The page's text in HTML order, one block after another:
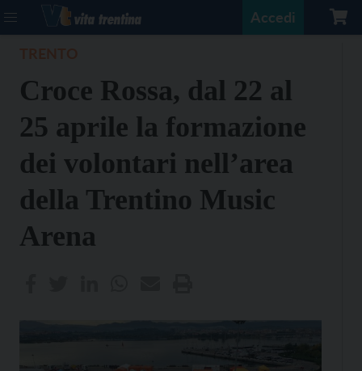
Accedi
Croce Rossa, dal 22 al
25 aprile la formazione
dei volontari nell’area
della Trentino Music
Arena